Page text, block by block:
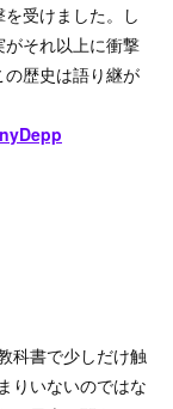
受けました。し
それ以上に衝撃
歴史は語り継が
科書で少しだけ触
りいないのではな